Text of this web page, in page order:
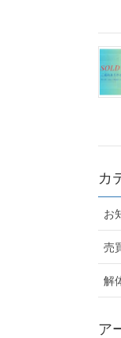
カ
お
売
解
ア